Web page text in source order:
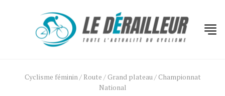
Cyclisme féminin/ Route / Grand plateau/ Championnat
National